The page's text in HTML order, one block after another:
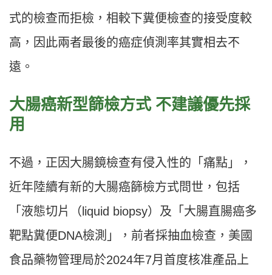
式的檢查而拒檢，相較下糞便檢查的接受度較
高，因此兩者最後的癌症偵測率其實相去不
遠。
大腸癌新型篩檢方式 不建議優先採
用
不過，正因大腸鏡檢查有侵入性的「痛點」，
近年陸續有新的大腸癌篩檢方式問世，包括
「液態切片（liquid biopsy）及「大腸直腸癌多
靶點糞便DNA檢測」，前者採抽血檢查，美國
食品藥物管理局於2024年7月首度核准產品上